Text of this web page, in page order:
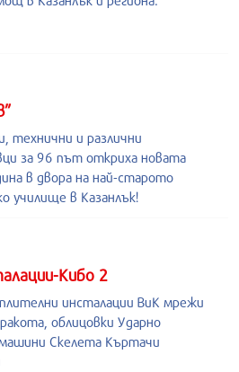
технични и различни
за 96 път откриха новата
в двора на най-старото
училище в Казанлък!
Кибо 2
инсталации ВиК мрежи
облицовки Ударно
Скелета Къртачи